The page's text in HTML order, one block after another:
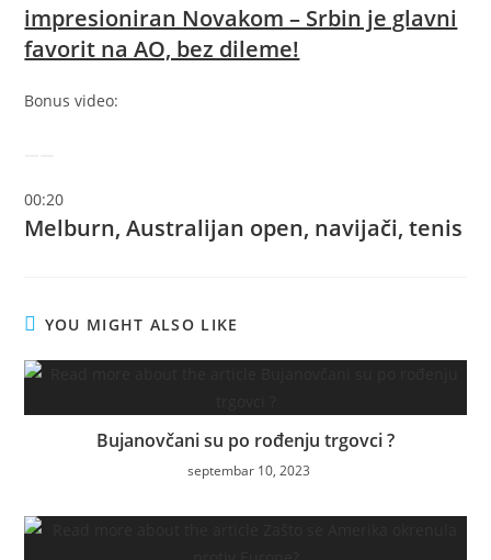
impresioniran Novakom – Srbin je glavni
favorit na AO, bez dileme!
Bonus video:
00:20
Melburn, Australijan open, navijači, tenis
YOU MIGHT ALSO LIKE
Bujanovčani su po rođenju trgovci ?
septembar 10, 2023